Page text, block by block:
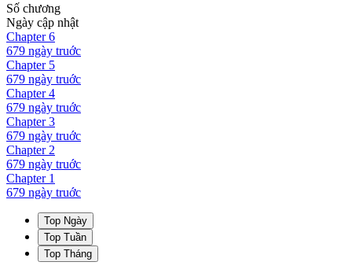
Số chương
Ngày cập nhật
Chapter6
679 ngày truớc
Chapter 5
679 ngày truớc
Chapter4
679 ngày truớc
Chapter3
679 ngày truớc
Chapter 2
679 ngày truớc
Chapter 1
679 ngày truớc
Top Ngày
Top Tuần
Top Tháng